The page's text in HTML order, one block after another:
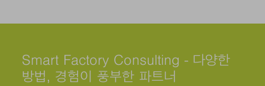
Smart Factory Consulting - 다양한
방법, 경험이 풍부한 파트너